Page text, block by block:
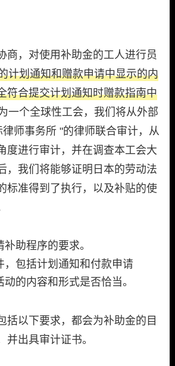
商，对使用补助金的工人进行员
计划通知和赠款申请中显示的内
符合提交计划通知时赠款指南中
一个全球性工会，我们将从外部
师事务所 "的律师联合审计，从
度进行审计，并在调查本工会大
，我们将能够证明日本的劳动法
标准得到了执行，以及补贴的使
助程序的要求。
，包括计划通知和付款申请
的内容和形式是否恰当。
括以下要求，都会为补助金的目
并出具审计证书。